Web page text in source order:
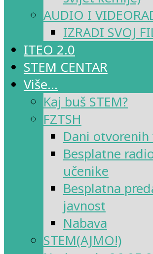
AUDIO I
IZRADI SVOJ
ITEO 2.0
STEM CENTAR
Više…
Kaj buš STEM?
FZTSH
Dani otvorenih
Besplatne
učenike
Besplatna
javnost
Nabava
STEM(AJMO!)